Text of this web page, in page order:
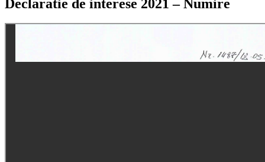
Declaratie de interese 2021 – Numire